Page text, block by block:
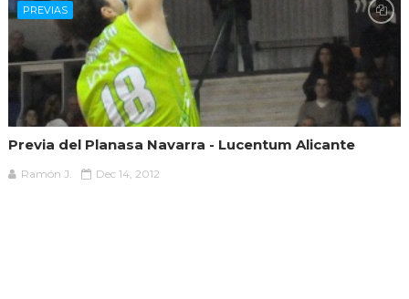
PREVIAS
Previa del Planasa Navarra - Lucentum Alicante
Ramón J. Dec 14, 2012